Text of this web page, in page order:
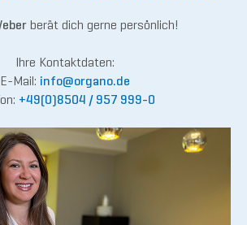
berät dich gerne persönlich!
Ihre Kontaktdaten:
E-Mail: info@organo.de
+49(0)8504 / 957 999-0